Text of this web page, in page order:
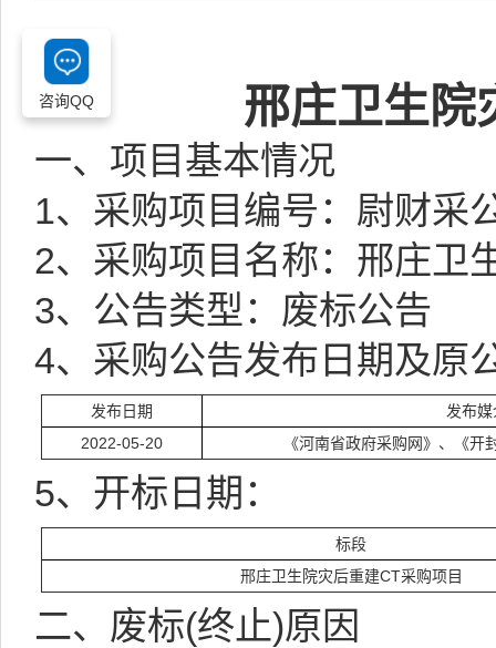
邢庄卫生院
一、项目基本情况
1、采购项目编号： 尉财采
2、采购项目名称： 邢庄卫
3、 公告类型： 废标公告
4、采购公告发布日期及原
发布日期
发布媒
2022-05-20 《河南省政府采购网》、《开
5、 开标日期：
标段
邢庄卫生院灾后重建CT采购项目
二、 废标(终止)原因
咨询QQ